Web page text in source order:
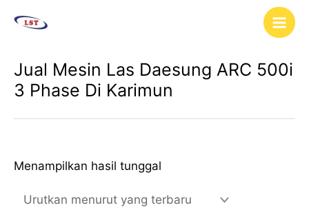
Main
Jual Mesin Las Daesung ARC 500i
3 Phase Di Karimun
Menampilkan hasil tunggal